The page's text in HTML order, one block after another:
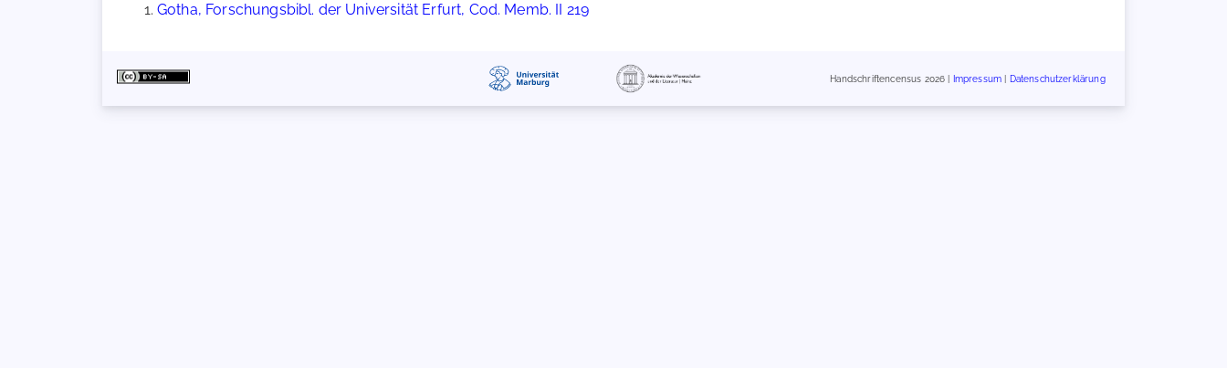
Gotha, Forschungsbibl. der Universität Erfurt, Cod. Memb. II 219
Handschriftencensus 2026 | Impressum Datenschutzerklärung